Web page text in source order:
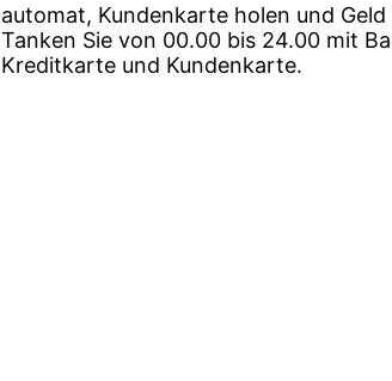
automat, Kundenkarte holen und Geld
Tanken Sie von 00.00 bis 24.00 mit
Kreditkarte und Kundenkarte.